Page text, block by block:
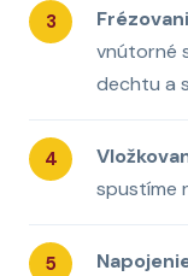
vnútorné
dechtu a
spustíme